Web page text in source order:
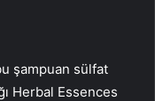
şampuan sülfat
Herbal Essences